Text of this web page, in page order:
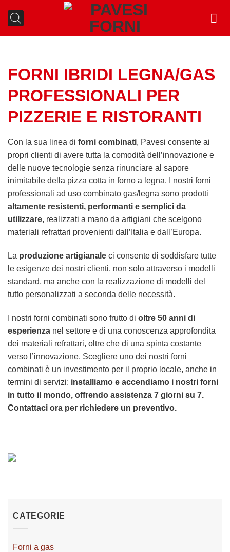
FORNI IBRIDI LEGNA/GAS
PROFESSIONALI PER
PIZZERIE E RISTORANTI
Con la sua linea di forni combinati, Pavesi consente ai
propri clienti di avere tutta la comodità dell’innovazione e
delle nuove tecnologie senza rinunciare al sapore
inimitabile della pizza cotta in forno a legna. I nostri forni
professionali ad uso combinato gas/legna sono prodotti
altamente resistenti, performanti e semplici da
utilizzare, realizzati a mano da artigiani che scelgono
materiali refrattari provenienti dall’Italia e dall’Europa.
La produzione artigianale ci consente di soddisfare tutte
le esigenze dei nostri clienti, non solo attraverso i modelli
standard, ma anche con la realizzazione di modelli del
tutto personalizzati a seconda delle necessità.
I nostri forni combinati sono frutto di oltre 50 anni di
esperienza nel settore e di una conoscenza approfondita
dei materiali refrattari, oltre che di una spinta costante
verso l’innovazione. Scegliere uno dei nostri forni
combinati è un investimento per il proprio locale, anche in
termini di servizi: installiamo e accendiamo i nostri forni
in tutto il mondo, offrendo assistenza 7 giorni su 7.
Contattaci ora per richiedere un preventivo.
CATEGORIE
Forni a gas